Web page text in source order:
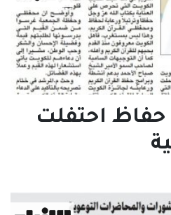
حفاظ احتفلت